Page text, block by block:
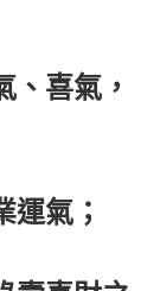
、喜氣，
運氣；